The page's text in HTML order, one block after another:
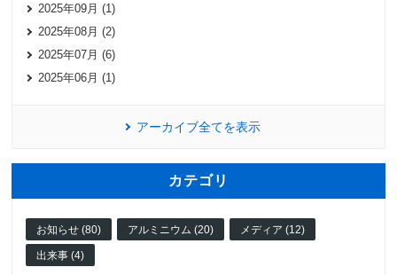
2025年09月 (1)
2025年08月 (2)
2025年07月 (6)
2025年06月 (1)
アーカイブ全てを表示
カテゴリ
お知らせ (80) アルミニウム (20) メディア (12)
出来事 (4)